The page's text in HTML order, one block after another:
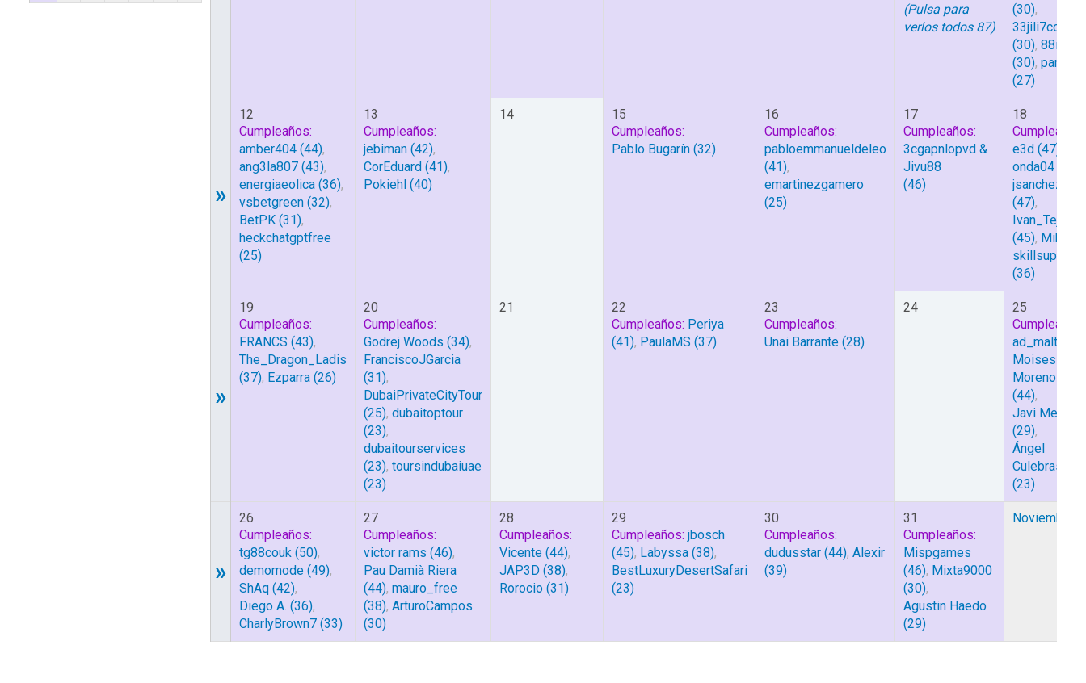
(Pulsa para
verlos todos 87)
(30),
33jili7com
(30), 88iipro
(30),
(27)
»
12
Cumpleaños:
amber404 (44),
ang3la807 (43),
energiaeolica (36),
vsbetgreen (32),
BetPK (31),
heckchatgptfree
(25)
13
Cumpleaños:
jebiman (42),
CorEduard (41),
Pokiehl (40)
14
15
Cumpleaños:
Pablo Bugarín (32)
16
Cumpleaños:
pabloemmanueldeleo
(41),
emartinezgamero
(25)
17
Cumpleaños:
3cgapnlopvd &
Jivu88
(46)
18
Cumpleaños:
e3d (47)
onda04
(47),
Ivan_Tejera
(45), Miki
skillsupit1s
(36)
»
19
Cumpleaños:
FRANCS (43),
The_Dragon_Ladis
(37), Ezparra (26)
20
Cumpleaños:
Godrej Woods (34),
FranciscoJGarcia
(31),
DubaiPrivateCityTour
(25), dubaitoptour
(23),
dubaitourservices
(23), toursindubaiuae
(23)
21
22
Cumpleaños: Periya
(41), PaulaMS (37)
23
Cumpleaños:
Unai Barrante (28)
24
25
Cumpleaños:
ad_malto
Moises
Moreno
(44),
Javi Merida
(29),
Ángel
Culebras
(23)
»
26
Cumpleaños:
tg88couk (50),
demomode (49),
ShAq (42),
Diego A. (36),
CharlyBrown7 (33)
27
Cumpleaños:
victor rams (46),
Pau Damià Riera
(44), mauro_free
(38), ArturoCampos
(30)
28
Cumpleaños:
Vicente (44),
JAP3D (38),
Rorocio (31)
29
Cumpleaños: jbosch
(45), Labyssa (38),
BestLuxuryDesertSafari
(23)
30
Cumpleaños:
dudusstar (44), Alexir
(39)
31
Cumpleaños:
Mispgames
(46), Mixta9000
(30),
Agustin Haedo
(29)
Noviembre 1